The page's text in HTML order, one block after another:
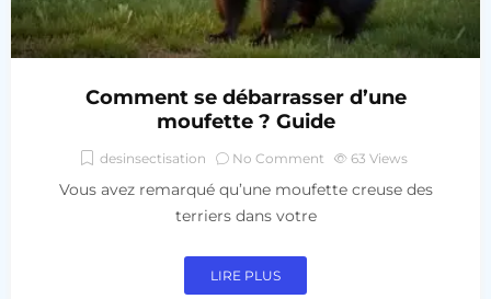
Comment se débarrasser d’une
moufette ? Guide
desinsectisation No Comment 63 Views
Vous avez remarqué qu’une moufette creuse des
terriers dans votre
LIRE PLUS